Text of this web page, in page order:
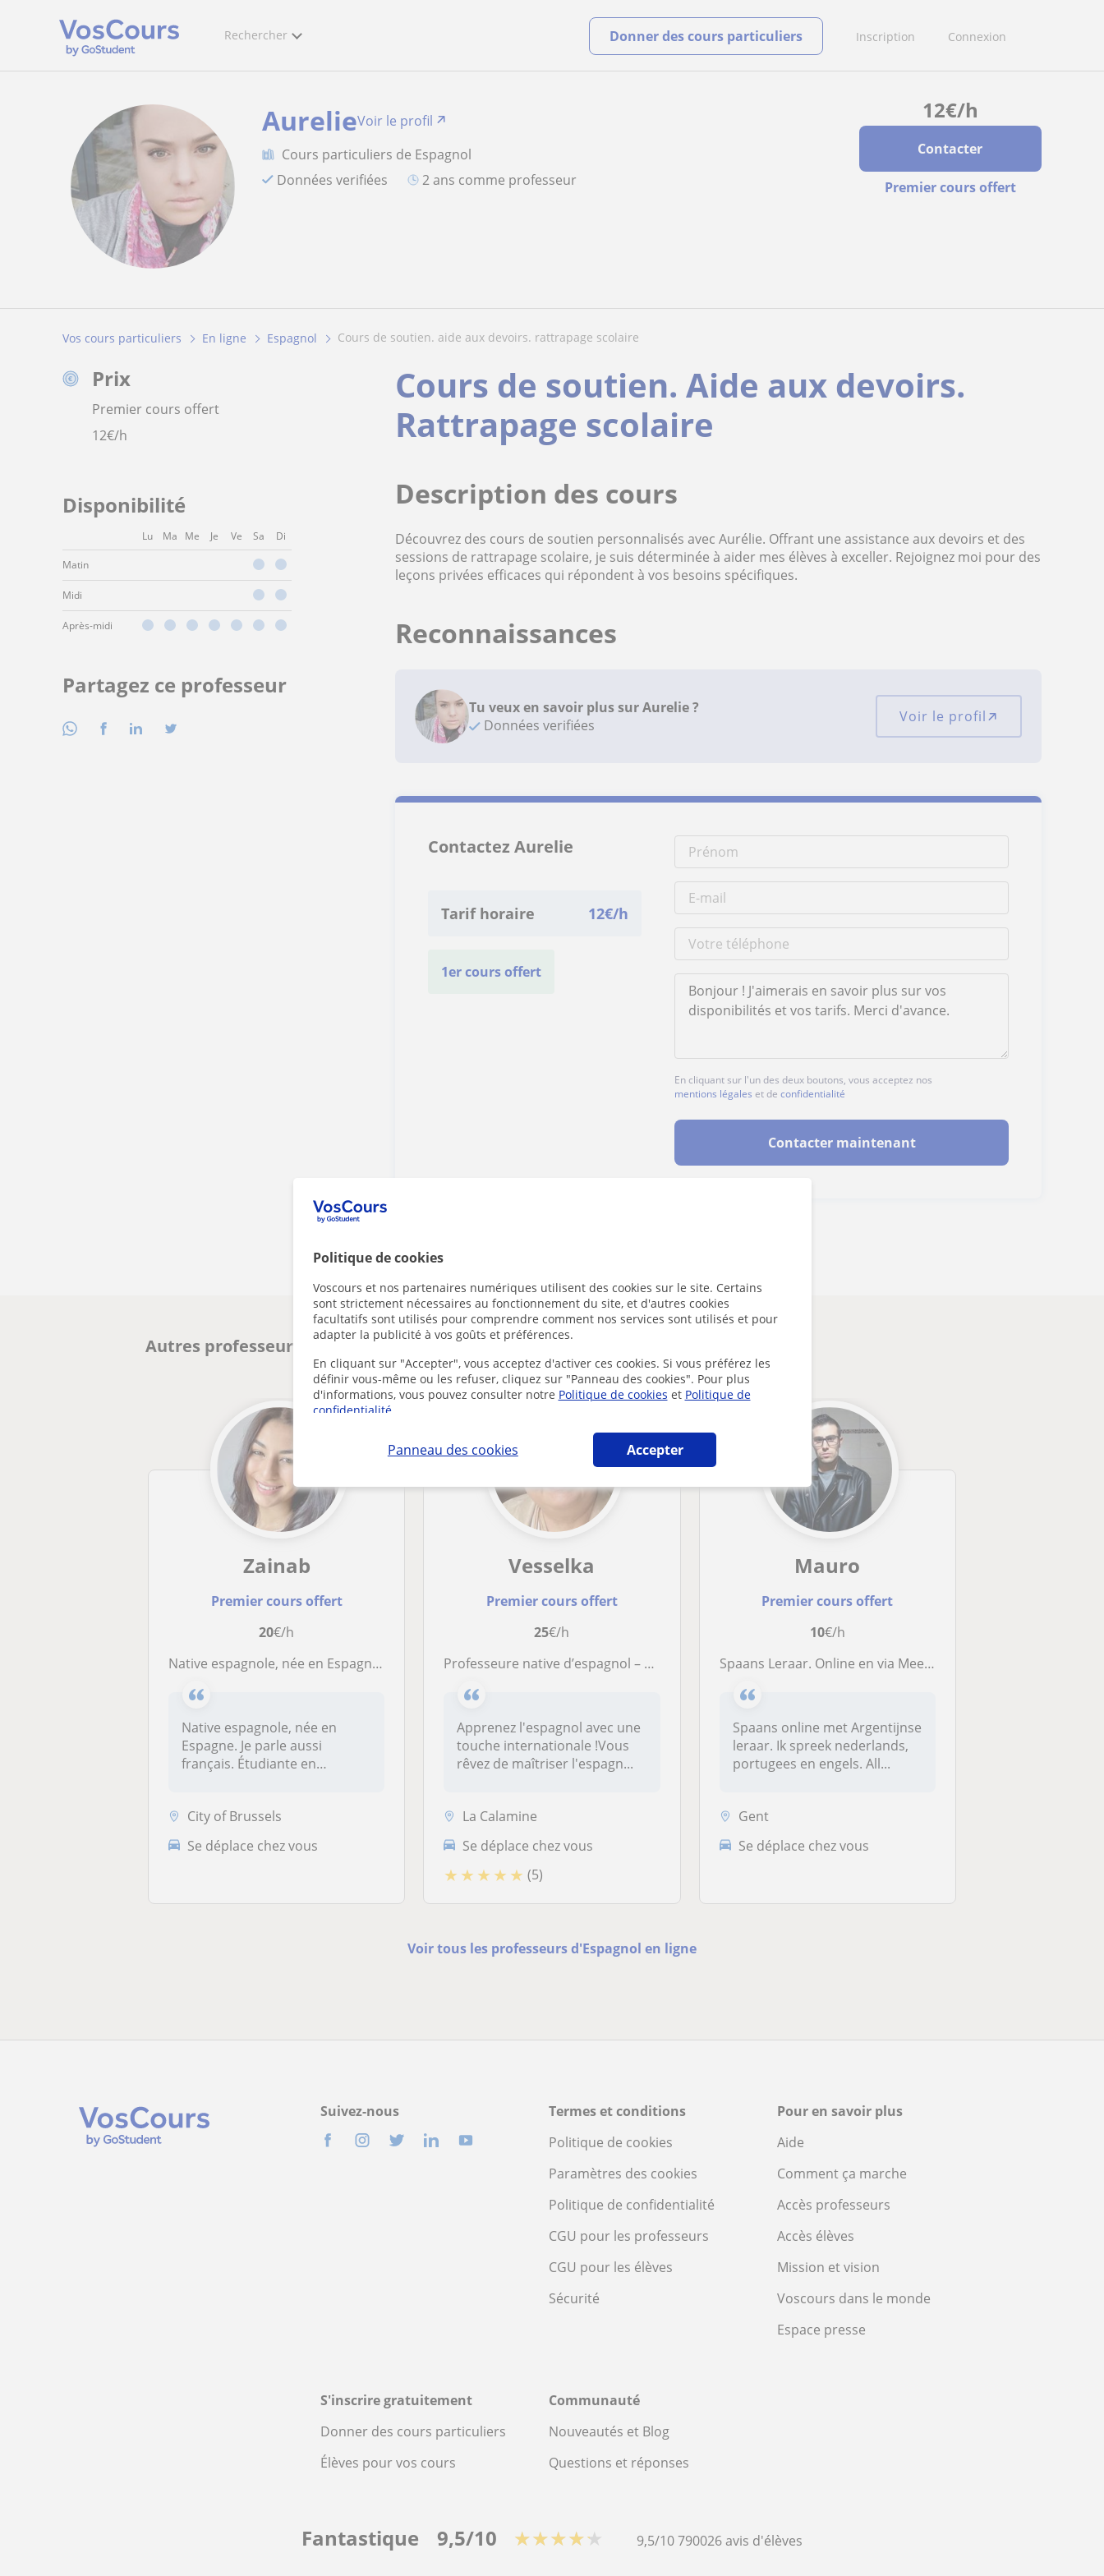
Politique de cookies
Voscours et nos partenaires numériques utilisent des cookies sur le site. Certains
sont strictement nécessaires au fonctionnement du site, et d'autres cookies
facultatifs sont utilisés pour comprendre comment nos services sont utilisés et pour
adapter la publicité à vos goûts et préférences.
En cliquant sur "Accepter", vous acceptez d'activer ces cookies. Si vous préférez les
définir vous-même ou les refuser, cliquez sur "Panneau des cookies". Pour plus
d'informations, vous pouvez consulter notre Politique de cookies et Politique de
confidentialité.
Panneau des cookies Accepter
Rechercher Inscription Connexion
Donner des cours particuliers
12€/h
Contacter
Premier cours offert
AurelieVoir le profil
Cours particuliers de Espagnol
Données verifiées
2 ans comme professeur
Vos cours particuliers En ligne Espagnol cours de soutien. aide aux devoirs. rattrapage scolaire
Prix
Premier cours offert
12€/h
Disponibilité
Lu Ma Me Je Ve Sa Di
Matin
Midi
Après-midi
Partagez ce professeur
Cours de soutien. Aide aux devoirs.
Rattrapage scolaire
Description des cours
Découvrez des cours de soutien personnalisés avec Aurélie. Offrant une assistance aux devoirs et des
sessions de rattrapage scolaire, je suis déterminée à aider mes élèves à exceller. Rejoignez moi pour des
leçons privées efficaces qui répondent à vos besoins spécifiques.
Reconnaissances
Tu veux en savoir plus sur Aurelie ?
Données verifiées
Voir le profil
Contactez Aurelie
Tarif horaire 12€/h
1er cours offert
En cliquant sur l'un des deux boutons, vous acceptez nos
mentions légales et deconfidentialité
Contacter maintenant
Autres professeurs d'Espagnol en ligne susceptibles de vous intéresser
Zainab
Premier cours offert
20€/h
Native espagnole, née en Espagne. Je parle aussi français. Étudiante en médecine
Native espagnole, née en
Espagne. Je parle aussi
français. Étudiante en
City of Brussels
Se déplace chez vous
Vesselka
Premier cours offert
25€/h
Professeure native d’espagnol – Plus de 30 ans d’expérience
Apprenez l'espagnol avec une
touche internationale !Vous
rêvez de maîtriser l'espagn...
La Calamine
Se déplace chez vous
★ ★ ★ ★ ★ (5)
Mauro
Premier cours offert
10€/h
Spaans Leraar. Online en via Meet. Alle de Niveau
Spaans online met Argentijnse
leraar. Ik spreek nederlands,
portugees en engels. All...
Gent
Se déplace chez vous
Voir tous les professeurs d'Espagnol en ligne
Suivez-nous
Termes et conditions
Politique de cookies
Paramètres des cookies
Politique de confidentialité
CGU pour les professeurs
CGU pour les élèves
Sécurité
Pour en savoir plus
Aide
Comment ça marche
Accès professeurs
Accès élèves
Mission et vision
Voscours dans le monde
Espace presse
S'inscrire gratuitement
Donner des cours particuliers
Élèves pour vos cours
Communauté
Nouveautés et Blog
Questions et réponses
Fantastique 9,5/10 ★★★★★ 9,5/10790026avis d'élèves